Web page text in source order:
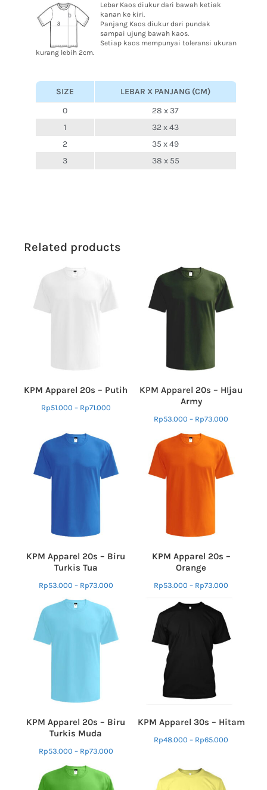
Lebar Kaos diukur dari bawah ketiak
kanan ke kiri.
Panjang Kaos diukur dari pundak
sampai ujung bawah kaos.
Setiap kaos mempunyai toleransi ukuran
kurang lebih 2cm.
SIZE
LEBAR X PANJANG (CM)
0
28 x 37
1
32 x 43
2
35 x 49
3
38 x 55
Related products
KPM Apparel 20s – Putih
Rp51.000 – Rp71.000
KPM Apparel 20s – HIjau
Army
Rp53.000 – Rp73.000
KPM Apparel 20s – Biru
Turkis Tua
Rp53.000 – Rp73.000
KPM Apparel 20s –
Orange
Rp53.000 – Rp73.000
KPM Apparel 20s – Biru
Turkis Muda
Rp53.000 – Rp73.000
KPM Apparel 30s – Hitam
Rp48.000 – Rp65.000